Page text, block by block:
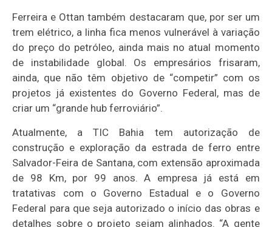
Ferreira e Ottan também destacaram que, por ser um
trem elétrico, a linha fica menos vulnerável à variação
do preço do petróleo, ainda mais no atual momento
de instabilidade global. Os empresários frisaram,
ainda, que não têm objetivo de “competir” com os
projetos já existentes do Governo Federal, mas de
criar um “grande hub ferroviário”.
Atualmente, a TIC Bahia tem autorização de
construção e exploração da estrada de ferro entre
Salvador-Feira de Santana, com extensão aproximada
de 98 Km, por 99 anos. A empresa já está em
tratativas com o Governo Estadual e o Governo
Federal para que seja autorizado o início das obras e
detalhes sobre o projeto sejam alinhados. “A gente